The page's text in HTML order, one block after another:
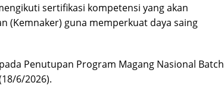
sertifikasi kompetensi yang akan
(Kemnaker) guna memperkuat daya saing
Penutupan Program Magang Nasional Batch
6/2026).